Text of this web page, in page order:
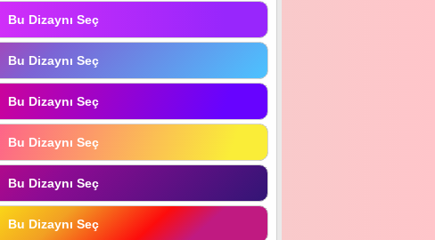
Bu Dizaynı Seç
Bu Dizaynı Seç
Bu Dizaynı Seç
Bu Dizaynı Seç
Bu Dizaynı Seç
Bu Dizaynı Seç